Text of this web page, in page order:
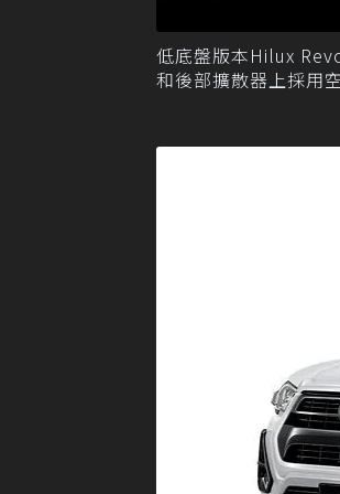
低底盤版本Hilux
和後部擴散器上採用